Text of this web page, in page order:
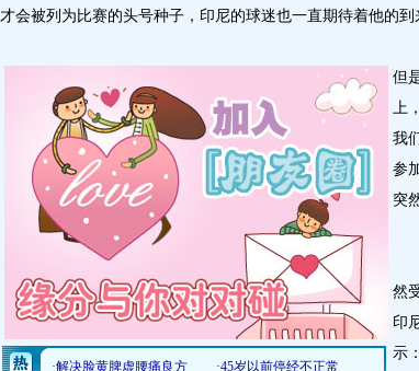
才会被列为比赛的头号种子，印尼的球迷也一直期待着他的到
但
上
我
参
突
然
印
示